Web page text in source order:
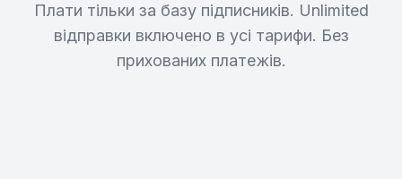
Плати тільки за базу підписників. Unlimited
відправки включено в усі тарифи. Без
прихованих платежів.